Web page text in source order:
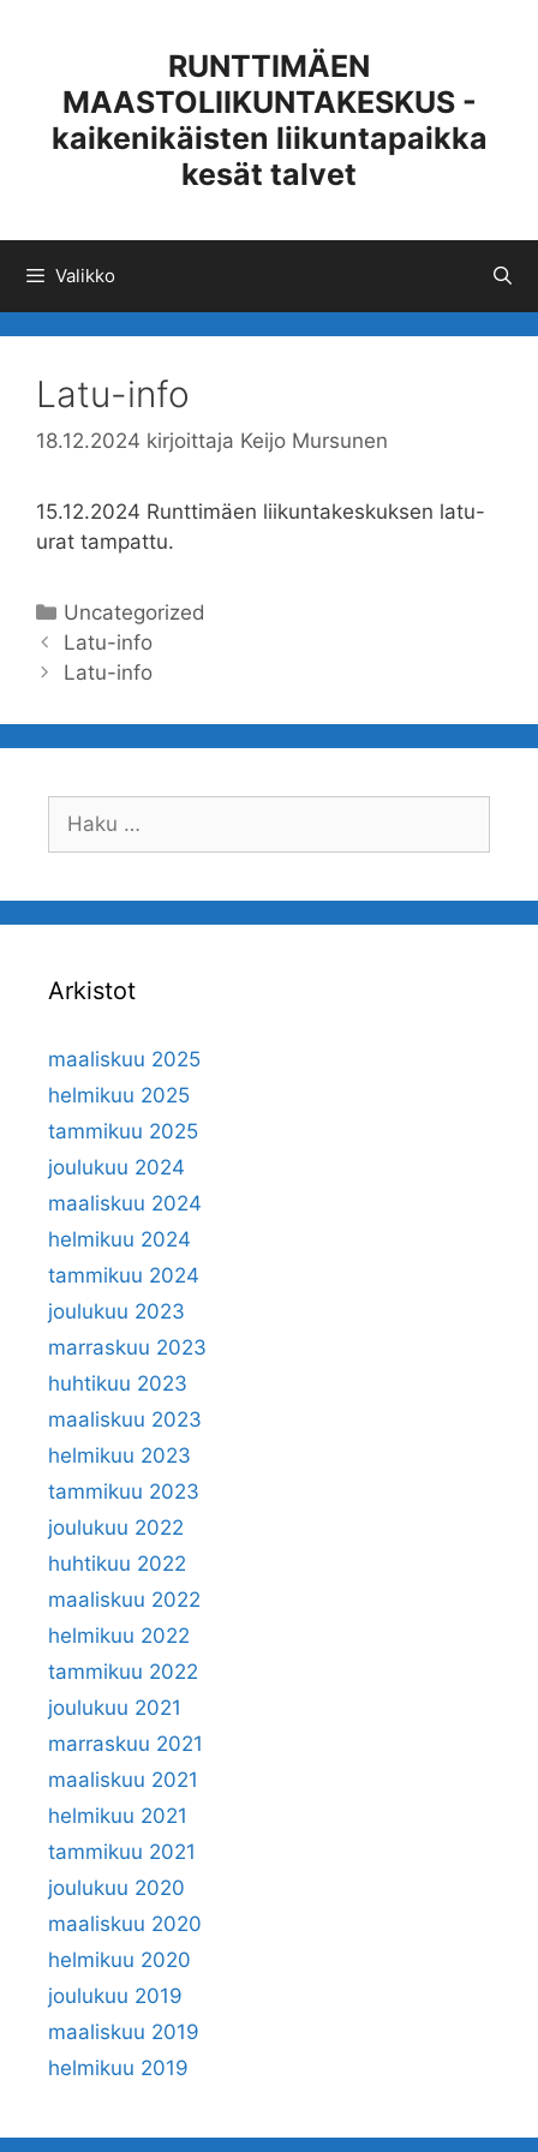
RUNTTIMÄEN
MAASTOLIIKUNTAKESKUS -
kaikenikäisten liikuntapaikka
kesät talvet
Valikko
Latu-info
18.12.2024 kirjoittaja Keijo Mursunen
15.12.2024 Runttimäen liikuntakeskuksen latu-
urat tampattu.
Kategoriat
Uncategorized
Artikkelien
selaus
Latu-info
Latu-info
Arkistot
maaliskuu 2025
helmikuu 2025
tammikuu 2025
joulukuu 2024
maaliskuu 2024
helmikuu 2024
tammikuu 2024
joulukuu 2023
marraskuu 2023
huhtikuu 2023
maaliskuu 2023
helmikuu 2023
tammikuu 2023
joulukuu 2022
huhtikuu 2022
maaliskuu 2022
helmikuu 2022
tammikuu 2022
joulukuu 2021
marraskuu 2021
maaliskuu 2021
helmikuu 2021
tammikuu 2021
joulukuu 2020
maaliskuu 2020
helmikuu 2020
joulukuu 2019
maaliskuu 2019
helmikuu 2019